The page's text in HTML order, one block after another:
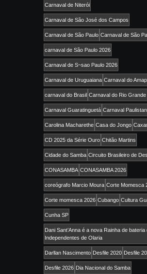
Carnaval de Niterói
Carnaval de São José dos Campos
Carnaval de São Paulo Carnaval de São
carnaval de São Paulo 2026
Carnaval de S~sao Paulo 2026
Carnaval de Uruguaiana Carnaval do
carnaval do Brasil Carnaval do Rio Grande
Carnaval Guaratinguetá Carnaval
Carolina Macharethe Casa do Jongo
CD 2025 da Série Ouro Chitão Martins
Cidade do Samba Circuito Brasileiro de
CONASAMBA CONASAMBA 2026
coreógrafo Marcio Moura Corte Momesca
Corte momesca 2026 Cubango Cultura
Cunha SP
Dani Sant’Anna é a nova Rainha de bateria
Independentes de Olaria
Darllan Nascimento Desfile 2020 Desfile
Desfile 2026 Dia Nacional do Samba